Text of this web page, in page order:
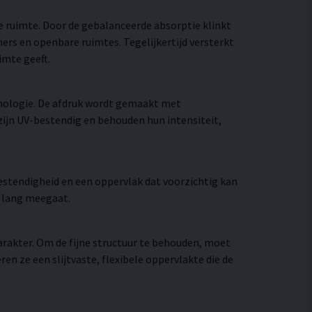
Door de gebalanceerde absorptie klinkt
en openbare ruimtes. Tegelijkertijd versterkt
geeft.
De afdruk wordt gemaakt met
UV-bestendig en behouden hun intensiteit,
en een oppervlak dat voorzichtig kan
meegaat.
Om de fijne structuur te behouden, moet
ze een slijtvaste, flexibele oppervlakte die de